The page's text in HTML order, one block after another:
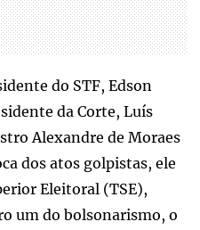
do STF, Edson
da Corte, Luís
Alexandre de Moraes
dos atos golpistas, ele
Eleitoral (TSE),
um do bolsonarismo, o